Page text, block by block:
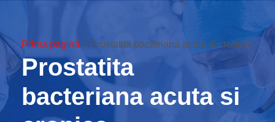
Prima pagină » Prostatita bacteriana acuta si cronica
Prostatita
bacteriana acuta si